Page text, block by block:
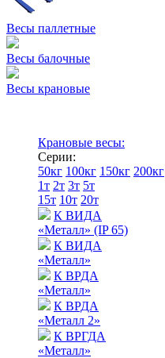
Весы паллетные
Весы балочные
Весы крановые
Крановые весы:
Серии:
50кг 100кг 150кг 200кг
1т 2т 3т 5т
15т 10т 20т
К ВИДА
«Металл» (IP 65)
К ВИДА
«Металл»
К ВРДА
«Металл»
К ВРДА
«Металл 2»
К ВРГДА
«Металл»